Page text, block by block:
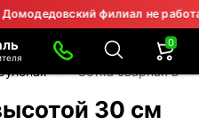
филиал не работает.
0
Сетка сварная
30 см